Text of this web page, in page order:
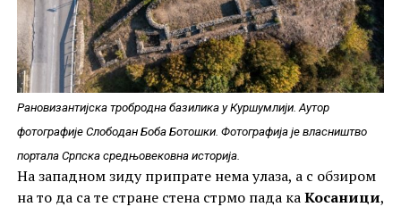
Рановизантијска тробродна базилика у Куршумлији. Аутор
фотографије Слободан Боба Ботошки. Фотографија је власништво
портала Српска средњовековна историја.
На западном зиду припрате нема улаза, а с обзиром
на то да са те стране стена стрмо пада каКосаници,